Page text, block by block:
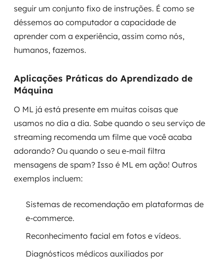
Simulação de Phishing
Segurança de aplicações e Cloud
seguir um conjunto fixo de instruções. É como se
déssemos ao computador a capacidade de
aprender com a experiência, assim como nós,
humanos, fazemos.
Aplicações Práticas do Aprendizado de
Máquina
O ML já está presente em muitas coisas que
usamos no dia a dia. Sabe quando o seu serviço de
streaming recomenda um filme que você acaba
adorando? Ou quando o seu e-mail filtra
mensagens de spam? Isso é ML em ação! Outros
exemplos incluem:
Sistemas de recomendação em plataformas de
e-commerce.
Reconhecimento facial em fotos e vídeos.
Diagnósticos médicos auxiliados por